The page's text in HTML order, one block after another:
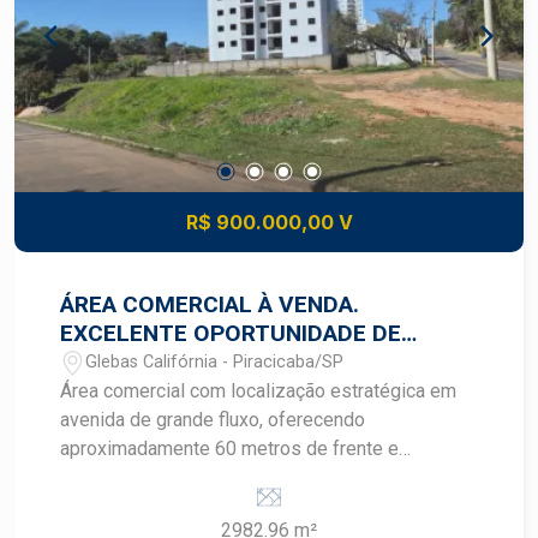
condicionado - Sistema de câmeras com DVR -
Vaga de recuo, proporcionando mais comodidade
para clientes e operações Uma excelente
oportunidade para empresas que buscam um
imóvel moderno, bem distribuído e em
localização privilegiada. Construa seu futuro com
quem é agente de desenvolvimento do mercado
imobiliário de Piracicaba. Agende sua visita.
R$ 900.000,00 V
ÁREA COMERCIAL À VENDA.
EXCELENTE OPORTUNIDADE DE
INVESTIMENTO E INCORPORAÇÃO
Glebas Califórnia - Piracicaba/SP
Área comercial com localização estratégica em
avenida de grande fluxo, oferecendo
aproximadamente 60 metros de frente e
2982.96 m²